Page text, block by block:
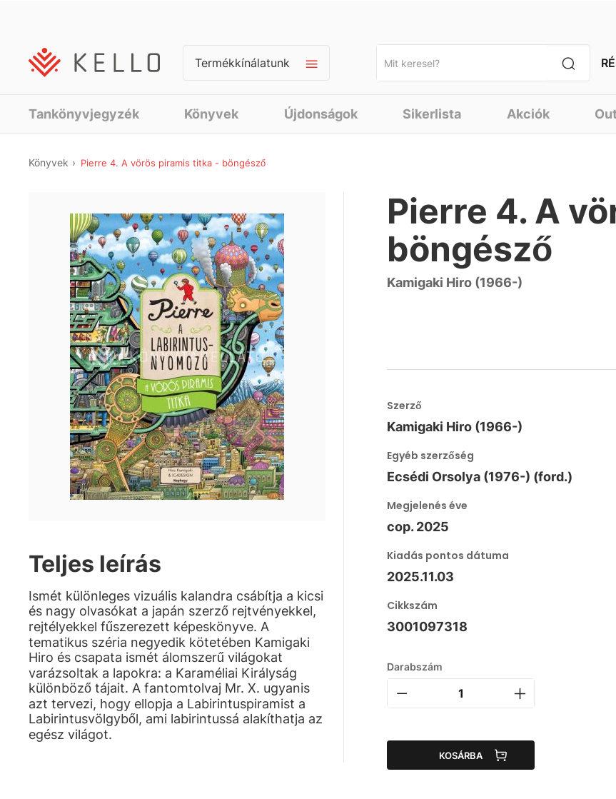
Termékkínálatunk
Tankönyvjegyzék Könyvek Újdonságok Sikerlista Akciók
Könyvek Pierre 4. A vörös piramis titka - böngésző
Teljes leírás
Ismét különleges vizuális kalandra csábítja a kicsi
és nagy olvasókat a japán szerző rejtvényekkel,
rejtélyekkel fűszerezett képeskönyve. A
tematikus széria negyedik kötetében Kamigaki
Hiro és csapata ismét álomszerű világokat
varázsoltak a lapokra: a Karaméliai Királyság
különböző tájait. A fantomtolvaj Mr. X. ugyanis
azt tervezi, hogy ellopja a Labirintuspiramist a
Labirintusvölgyből, ami labirintussá alakíthatja az
egész világot.
Pierre 4. A
böngésző
Kamigaki Hiro (1966-)
Szerző
Kamigaki Hiro (1966-)
Egyéb szerzőség
Ecsédi Orsolya (1976-) (ford.)
Megjelenés éve
cop. 2025
Kiadás pontos dátuma
2025.11.03
Cikkszám
3001097318
Darabszám
KOSÁRBA